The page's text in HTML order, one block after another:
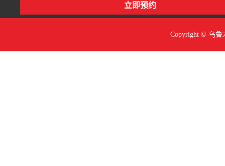
Copyright © 乌